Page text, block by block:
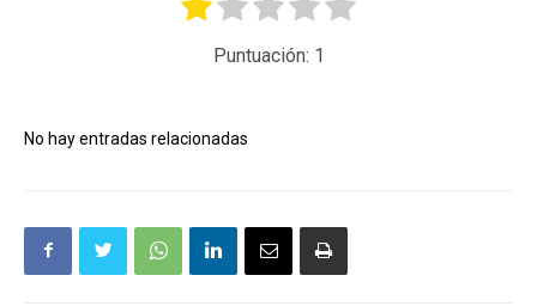
Puntuación: 1
No hay entradas relacionadas